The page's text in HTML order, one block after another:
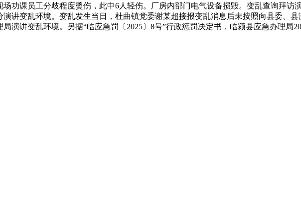
功课员工分歧程度烫伤，此中6人轻伤。厂房内部门电气设备损毁。变乱查询拜访
讲变乱环境。变乱发生当日，杜曲镇党委谢某超接报变乱消息后未按照向县委、县
演讲变乱环境。另据“临应急罚〔2025〕8号”行政惩罚决定书，临颍县应急办理局